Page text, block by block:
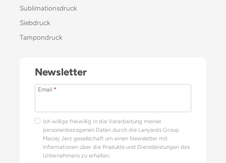
Sublimationsdruck
Siebdruck
Tampondruck
Newsletter
Email *
Ich willige freiwillig in die Verarbeitung meiner
personenbezogenen Daten durch die Lanyards Group
Maciej Jerz gesellschaft um einen Newsletter mit
Informationen über die Produkte und Dienstleistungen des
Unternehmens zu erhalten.